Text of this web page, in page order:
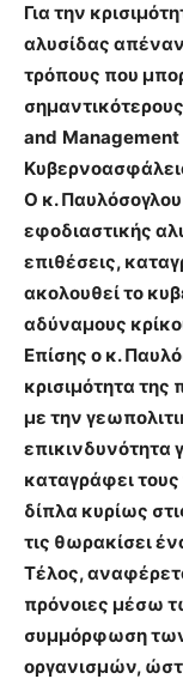
Για την
αλυσίδας
τρόπους που
and Management
Ο κ.
εφοδιαστικής
επιθέσεις,
ακολουθεί το
αδύναμους
Επίσης ο κ.
κρισιμότητα
με την
επικινδυνότητα
καταγράφει τους
δίπλα κυρίως
τις θωρακίσει
Τέλος,
πρόνοιες μέσω
συμμόρφωση
οργανισμών,